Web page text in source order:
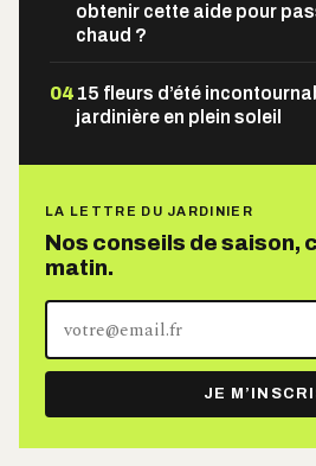
obtenir cette aide pour
chaud ?
04 15 fleurs d’été
jardinière en plein soleil
LA LETTRE DU JARDINIER
Nos conseils de saison,
matin.
adresse
e-
mail
JE